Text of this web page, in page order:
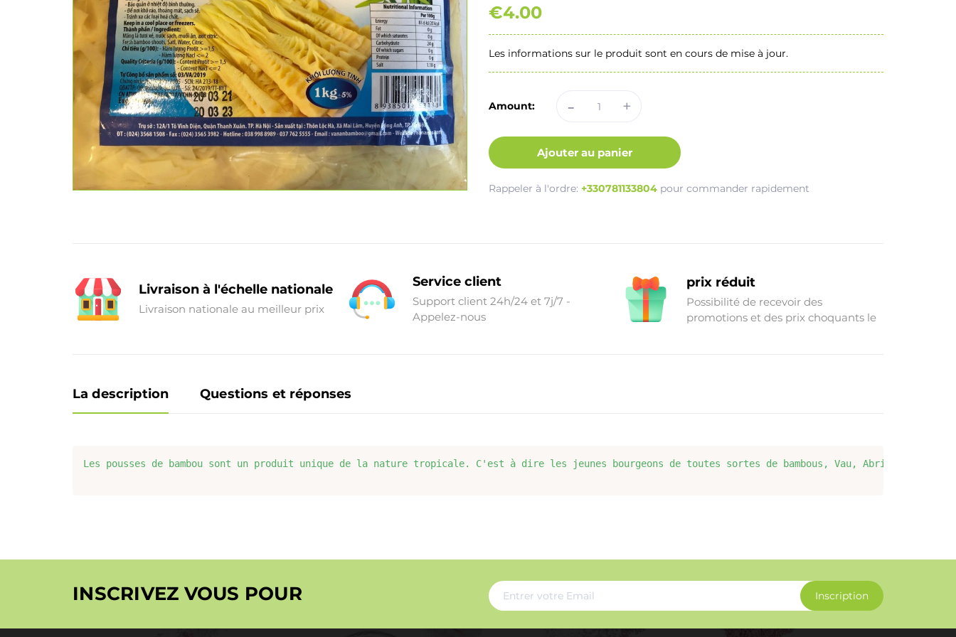
€4.00
Les informations sur le produit sont en cours de mise à jour.
Amount: - +
Ajouter au panier
Rappeler à l'ordre: +330781133804 pour commander rapidement
Livraison à l'échelle nationale
Livraison nationale au meilleur prix
Service client
Support client 24h/24 et 7j/7 -
Appelez-nous
prix réduit
Possibilité de recevoir des
promotions et des prix choquants le
La description Questions et réponses
Les pousses de bambou sont un produit unique de la nature tropicale. C'est à dire les jeunes bourgeons de toutes sortes de bambous, Vau, Abricotier,
INSCRIVEZ VOUS POUR Inscription